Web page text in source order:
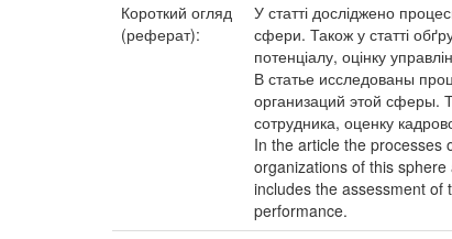
Короткий огляд
(реферат):
У статті досліджено
сфери. Також у статті
потенціалу, оцінку
В статье исследованы
организаций этой сферы.
сотрудника, оценку
In the article the processes
organizations of this
includes the assessment of
performance.